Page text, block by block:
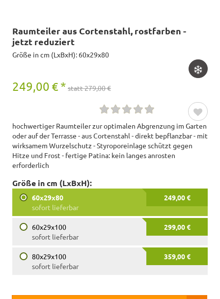
Raumteiler aus Cortenstahl, rostfarben -
jetzt reduziert
Größe in cm (LxBxH): 60x29x80
249,00 € * statt 279,00 €
hochwertiger Raumteiler zur optimalen Abgrenzung im Garten
oder auf der Terrasse - aus Cortenstahl - direkt bepflanzbar - mit
wirksamem Wurzelschutz - Styroporeinlage schützt gegen
Hitze und Frost - fertige Patina: kein langes anrosten
erforderlich
Größe in cm (LxBxH):
60x29x80
249,00 €
sofort lieferbar
60x29x100
299,00 €
sofort lieferbar
80x29x100
359,00 €
sofort lieferbar